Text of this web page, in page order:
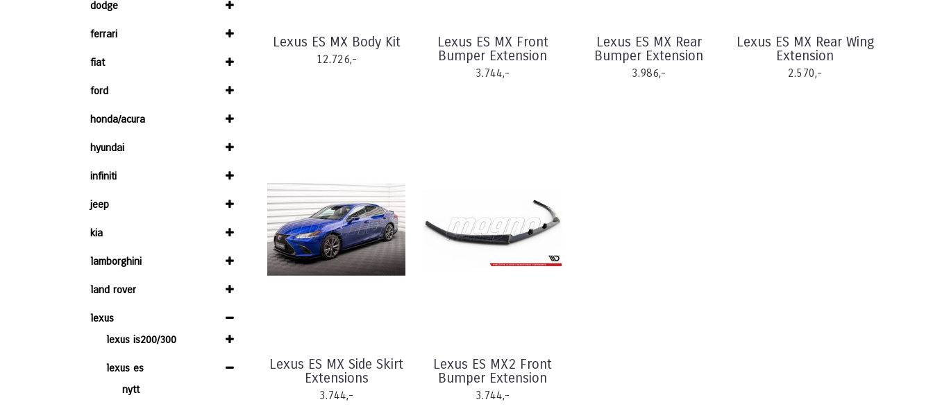
dodge
ferrari
fiat
ford
honda/acura
hyundai
infiniti
jeep
kia
lamborghini
land rover
lexus
lexus is200/300
lexus es
nytt
Lexus ES MX Body Kit
12.726,-
Lexus ES MX Front
Bumper Extension
3.744,-
Lexus ES MX Rear
Bumper Extension
3.986,-
Lexus ES MX Rear Wing
Extension
2.570,-
Lexus ES MX Side Skirt
Extensions
3.744,-
Lexus ES MX2 Front
Bumper Extension
3.744,-